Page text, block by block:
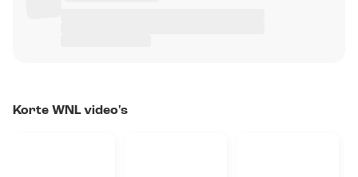
Korte WNL video's